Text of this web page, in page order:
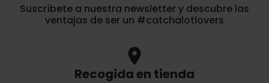
Suscríbete a nuestra newsletter y descubre las
ventajas de ser un #catchalotlovers
location_on
Recogida en tienda